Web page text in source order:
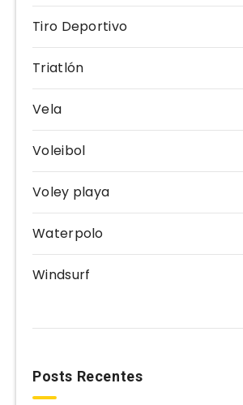
Tiro Deportivo
Triatlón
Vela
Voleibol
Voley playa
Waterpolo
Windsurf
Posts Recentes